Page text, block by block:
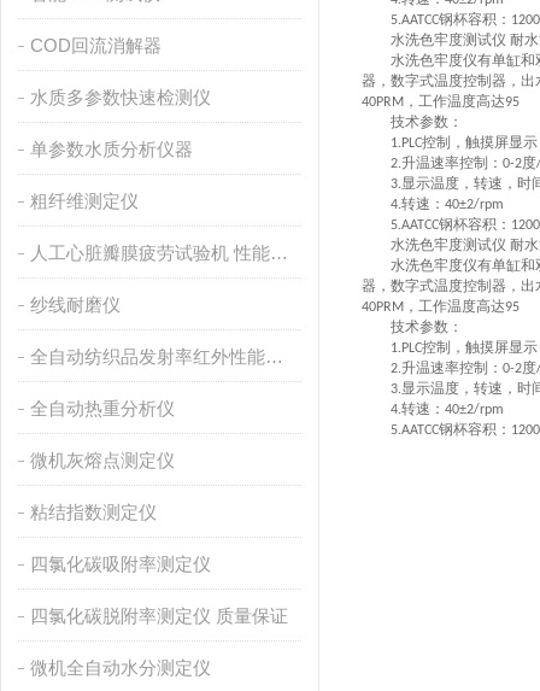
COD回流消解器
水质多参数快速检测仪
单参数水质分析仪器
粗纤维测定仪
人工心脏瓣膜疲劳试验机 性能稳定
纱线耐磨仪
全自动纺织品发射率红外性能分析
全自动热重分析仪
微机灰熔点测定仪
粘结指数测定仪
四氯化碳吸附率测定仪
四氯化碳脱附率测定仪 质量保证
微机全自动水分测定仪
5.AATCC钢杯容积：
水洗色牢度测试仪 耐
水洗色牢度仪有单缸和
器，数字式温度控制器，
40PRM ，工作温度高达95
技术参数：
1.PLC控制，触摸屏显示
2.升温速率控制： 0-2度
3.显示温度，转速，时
4.转速： 40±2/rpm
5.AATCC钢杯容积：
水洗色牢度测试仪 耐
水洗色牢度仪有单缸和
器，数字式温度控制器，
40PRM ，工作温度高达95
技术参数：
1.PLC控制，触摸屏显示
2.升温速率控制： 0-2度
3.显示温度，转速，时
4.转速： 40±2/rpm
5.AATCC钢杯容积：